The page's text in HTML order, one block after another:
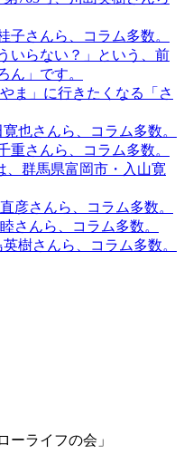
子さんら、コラム多数。
いらない？」という、前
ん」です。
ま」に行きたくなる「さ
也さんら、コラム多数。
重さんら、コラム多数。
、群馬県富岡市・入山寛
彦さんら、コラム多数。
さんら、コラム多数。
樹さんら、コラム多数。
ーライフの会」